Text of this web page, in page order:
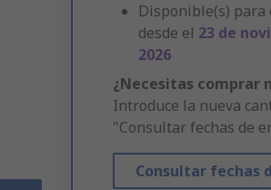
Disponible(s) para
desde el 23 de
2026
¿Necesitas comprar
Introduce la nueva
"Consultar fechas de
Consultar fechas